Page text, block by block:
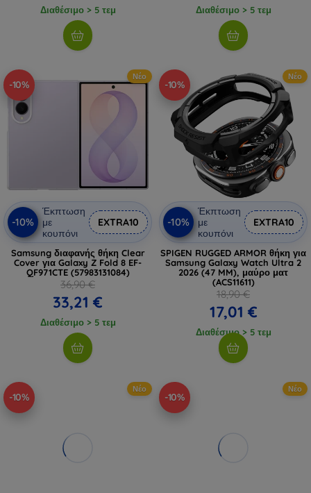
Διαθέσιμο > 5 τεμ Διαθέσιμο > 5 τεμ
-10%
Νέο
-10%
Έκπτωση
με
κουπόνι
EXTRA10
Samsung διαφανής θήκη Clear
Cover για Galaxy Z Fold 8 EF-
QF971CTE (57983131084)
36,90 €
33,21 €
Διαθέσιμο > 5 τεμ
-10%
Νέο
-10%
Έκπτωση
με
κουπόνι
EXTRA10
SPIGEN RUGGED ARMOR θήκη για
Samsung Galaxy Watch Ultra 2
2026 (47 MM), μαύρο ματ
(ACS11611)
18,90 €
17,01 €
Διαθέσιμο > 5 τεμ
-10%
Νέο
-10%
Νέο